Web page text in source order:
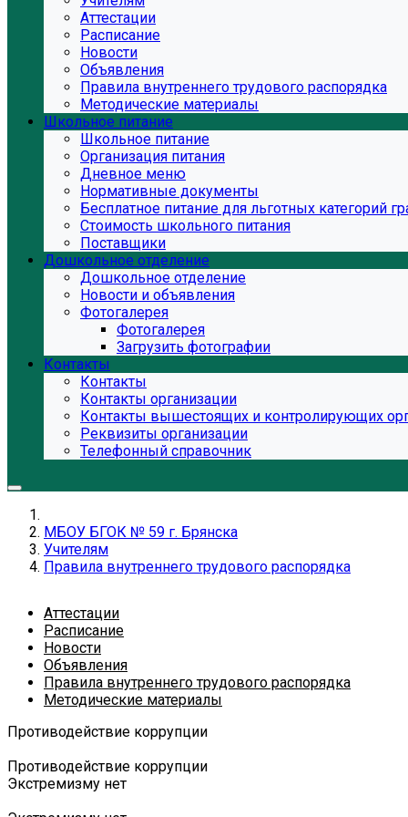
Аттестации
Расписание
Новости
Объявления
Правила внутреннего трудового распорядка
Методические материалы
Школьное питание
Школьное питание
Организация питания
Дневное меню
Нормативные документы
Бесплатное питание для льготных категорий
Стоимость школьного питания
Поставщики
Дошкольное отделение
Дошкольное отделение
Новости и объявления
Фотогалерея
Фотогалерея
Загрузить фотографии
Контакты
Контакты
Контакты организации
Контакты вышестоящих и контролирующих
Реквизиты организации
Телефонный справочник
МБОУ БГОК № 59 г. Брянска
Учителям
Правила внутреннего трудового распорядка
Аттестации
Расписание
Новости
Объявления
Правила внутреннего трудового распорядка
Методические материалы
Противодействие коррупции
Противодействие коррупции
Экстремизму нет